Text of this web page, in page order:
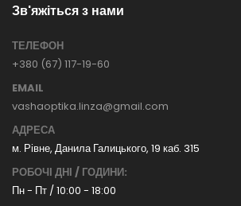
Зв'яжіться з нами
ТЕЛЕФОН
+380 (67) 117-19-60
EMAIL
vashaoptika.linza@gmail.com
АДРЕСА
м. Рівне, Данила Галицького, 19 каб. 315
РОБОЧІ ДНІ / ГОДИНИ:
Пн - Пт / 10:00 - 18:00